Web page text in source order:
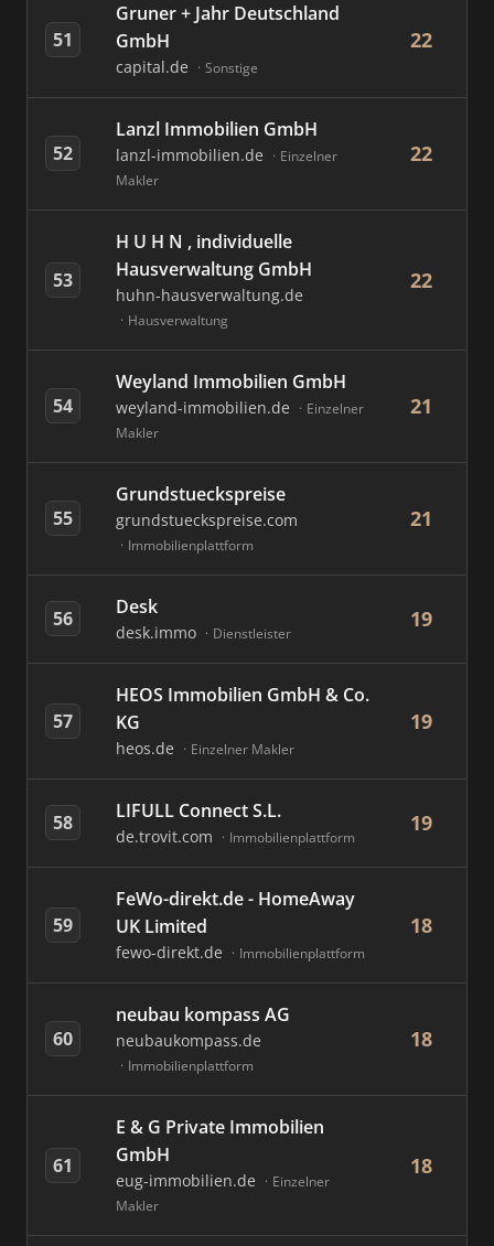
51
Gruner + Jahr Deutschland
GmbH
capital.de Sonstige
22
52
Lanzl Immobilien GmbH
lanzl-immobilien.de
Einzelner
Makler
22
53
H U H N , individuelle
Hausverwaltung GmbH
huhn-hausverwaltung.de
Hausverwaltung
22
54
Weyland Immobilien GmbH
weyland-immobilien.de
Einzelner
Makler
21
55
Grundstueckspreise
grundstueckspreise.com
Immobilienplattform
21
56 Desk
desk.immo Dienstleister
19
57
HEOS Immobilien GmbH & Co.
KG
heos.de Einzelner Makler
19
58 LIFULL Connect S.L.
de.trovit.com Immobilienplattform
19
59
FeWo-direkt.de - HomeAway
UK Limited
fewo-direkt.de Immobilienplattform
18
60
neubau kompass AG
neubaukompass.de
Immobilienplattform
18
61
E & G Private Immobilien
GmbH
eug-immobilien.de
Einzelner
Makler
18